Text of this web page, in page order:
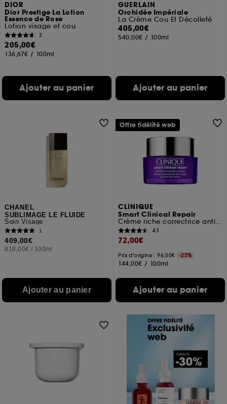
DIOR
Dior Prestige La Lotion
Essence de Rose
Lotion visage et cou
3
205,00€
136,67€ / 100ml
Ajouter au panier
GUERLAIN
Orchidée Impériale
La Crème Cou Et Décolleté
405,00€
540,00€ / 100ml
Ajouter au panier
CHANEL
SUBLIMAGE LE FLUIDE
Soin Visage
1
409,00€
818,00€ / 100ml
Ajouter au panier
CLINIQUE
Smart Clinical Repair
Crème riche correctrice anti-rides peaux sèches
43
72,00€
Prix d'origine : 96,00€ -25%
144,00€ / 100ml
Ajouter au panier
Offre fidélité web